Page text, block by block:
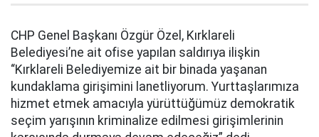
CHP Genel Başkanı Özgür Özel, Kırklareli
Belediyesi’ne ait ofise yapılan saldırıya ilişkin
“Kırklareli Belediyemize ait bir binada yaşanan
kundaklama girişimini lanetliyorum. Yurttaşlarımıza
hizmet etmek amacıyla yürüttüğümüz demokratik
seçim yarışının kriminalize edilmesi girişimlerinin